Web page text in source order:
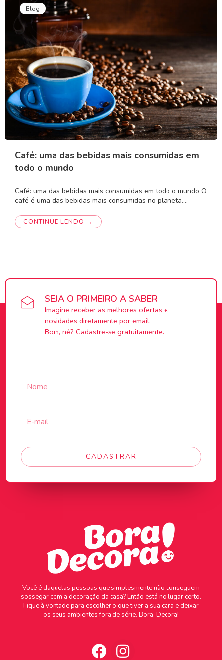
Blog
Café: uma das bebidas mais consumidas em
todo o mundo
Café: uma das bebidas mais consumidas em todo o mundo O
café é uma das bebidas mais consumidas no planeta.…
CONTINUE LENDO →
SEJA O PRIMEIRO A SABER
Imagine receber as melhores ofertas e
novidades diretamente por email.
Bom, né? Cadastre-se gratuitamente.
CADASTRAR
Você é daquelas pessoas que simplesmente não conseguem
sossegar com a decoração da casa? Então está no lugar certo.
Fique à vontade para escolher o que tiver a sua cara e deixar
os seus ambientes fora de série. Bora, Decora!